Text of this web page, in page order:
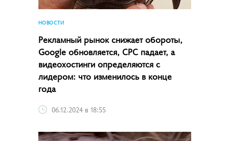
НОВОСТИ
Рекламный рынок снижает обороты,
Google обновляется, CPC падает, а
видеохостинги определяются с
лидером: что изменилось в конце
года
06.12.2024 в 18:55